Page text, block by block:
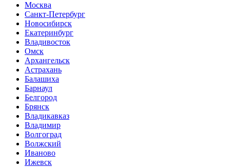
Москва
Санкт-Петербург
Новосибирск
Екатеринбург
Владивосток
Омск
Архангельск
Астрахань
Балашиха
Барнаул
Белгород
Брянск
Владикавказ
Владимир
Волгоград
Волжский
Иваново
Ижевск